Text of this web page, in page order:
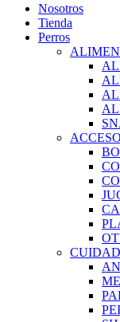
Nosotros
Tienda
Perros